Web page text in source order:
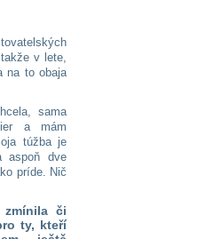
v lete,
na to obaja
sama
a mám
túžba je
aspoň dve
príde. Nič
či
ty, kteří